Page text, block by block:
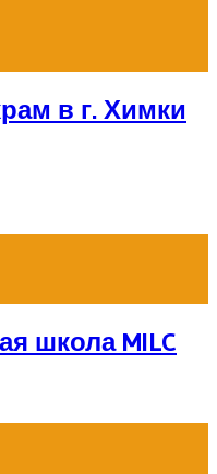
в г. Химки
школа MILC